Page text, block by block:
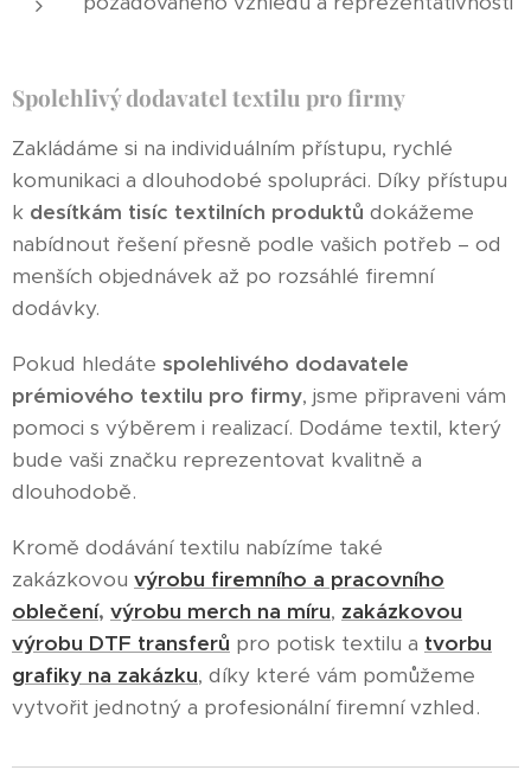
Spolehlivý dodavatel textilu pro firmy
Zakládáme si na individuálním přístupu, rychlé
komunikaci a dlouhodobé spolupráci. Díky přístupu
k desítkám tisíc textilních produktů dokážeme
nabídnout řešení přesně podle vašich potřeb – od
menších objednávek až po rozsáhlé firemní
dodávky.
Pokud hledáte spolehlivého dodavatele
prémiového textilu pro firmy, jsme připraveni vám
pomoci s výběrem i realizací. Dodáme textil, který
bude vaši značku reprezentovat kvalitně a
dlouhodobě.
Kromě dodávání textilu nabízíme také
zakázkovou výrobu firemního a pracovního
oblečení, výrobu merch na míru, zakázkovou
výrobu DTF transferů pro potisk textilu a tvorbu
grafiky na zakázku, díky které vám pomůžeme
vytvořit jednotný a profesionální firemní vzhled.